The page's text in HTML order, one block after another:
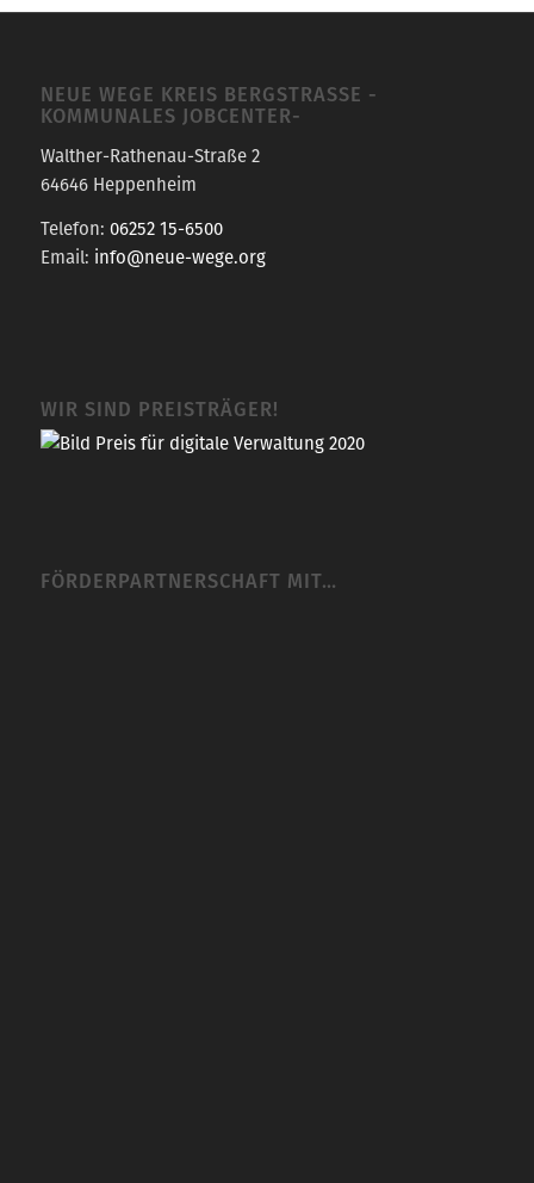
NEUE WEGE KREIS BERGSTRASSE -K
OMMUNALES JOBCENTER-
Walther-Rathenau-Straße 2
64646 Heppenheim
Telefon: 06252 15-6500
Email: info@neue-wege.org
WIR SIND PREISTRÄGER!
FÖRDERPARTNERSCHAFT MIT…